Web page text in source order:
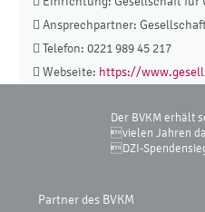
Ansprechpartner:
Telefon: 0221 989 45 217
Webseite: https://
Der BVKM erhält
vielen Jahren
DZI-
Partner des BVKM